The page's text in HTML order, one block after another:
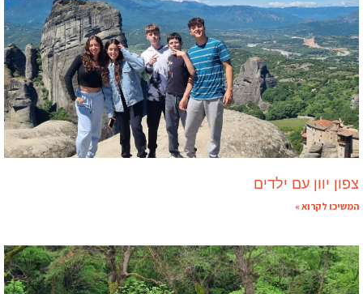
צפון יוון עם ילדים
המשיכו לקרוא »